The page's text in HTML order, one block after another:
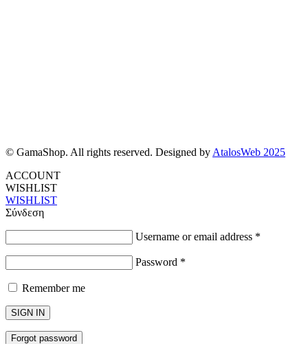
© GamaShop. All rights reserved. Designed by AtalosWeb 2025
ACCOUNT
WISHLIST
WISHLIST
Σύνδεση
Username or email address *
Password *
Remember me
SIGN IN
Forgot password